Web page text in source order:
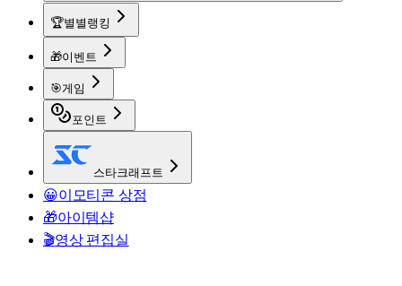
🏆별별랭킹
🎁이벤트
🎯게임
포인트
스타크래프트
😀이모티콘 상점
🎁아이템샵
🎬영상 편집실